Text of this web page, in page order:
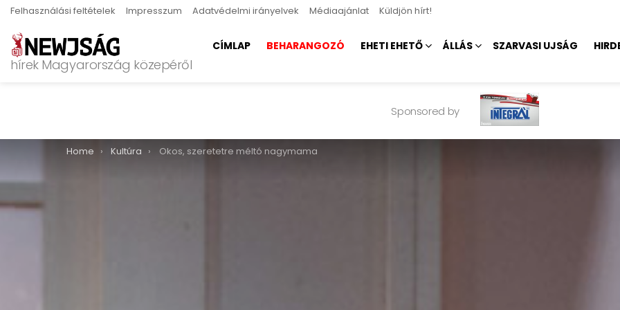
Felhasználási feltételek Impresszum Adatvédelmi irányelvek Médiaajánlat Küldjön hírt!
hírek Magyarország közepéről
CÍMLAP BEHARANGOZÓ EHETI EHETŐ ÁLLÁS SZARVASI UJSÁG
Sponsored by
You are here:
Home Kultúra Okos, szeretetre méltó nagymama